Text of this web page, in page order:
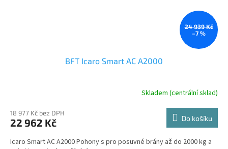
24 939 Kč
–7 %
BFT Icaro Smart AC A2000
Skladem (centrální sklad)
18 977 Kč bez DPH
22 962 Kč Do košíku
Icaro Smart AC A2000 Pohony s pro posuvné brány až do 2000 kg a